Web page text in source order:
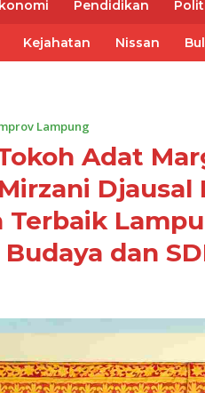
Pendidikan
Kejahatan Nissan
Lampung
Adat
Djausal
Terbaik
dan